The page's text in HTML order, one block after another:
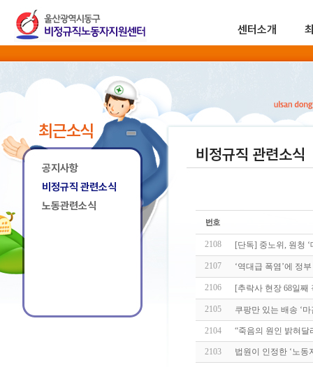
센터소개
최근소식
공지사항
비정규직 관련소식
노동관련소식
비정규직 관련소식
2108 [단독] 중노위, 원청
2107 ‘역대급 폭염’에 정
2106 [추락사 현장 68일
2105 쿠팡만 있는 배송 ‘
2104 “죽음의 원인 밝혀
2103 법원이 인정한 ‘노동